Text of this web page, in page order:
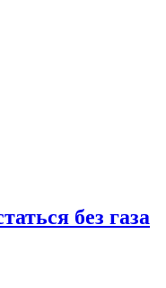
без газа